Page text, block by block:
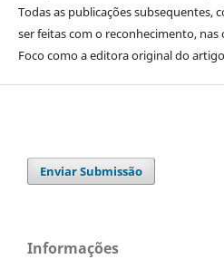
Todas as publicações subsequentes,
ser feitas com o reconhecimento, nas
Foco como a editora original do
Enviar Submissão
Informações